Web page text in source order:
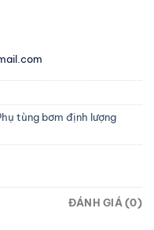
tùng bơm định lượng
ĐÁNH GIÁ (0)